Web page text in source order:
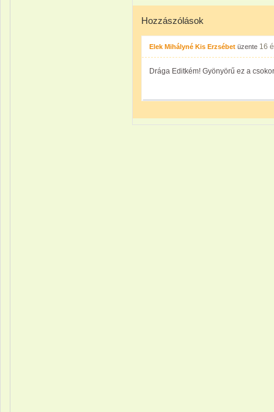
Hozzászólások
Elek Mihályné Kis Erzsébet üzente 16
Drága Editkém! Gyönyörű ez a